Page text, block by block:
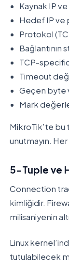
Kaynak IP
Hedef IP ve
Protokol
Bağlantının
TCP-specific
Timeout
Geçen byte
Mark
MikroTik’te bu
unutmayın.
5-Tuple ve
Connection
kimliğidir.
milisaniyenin
Linux
tutulabilecek